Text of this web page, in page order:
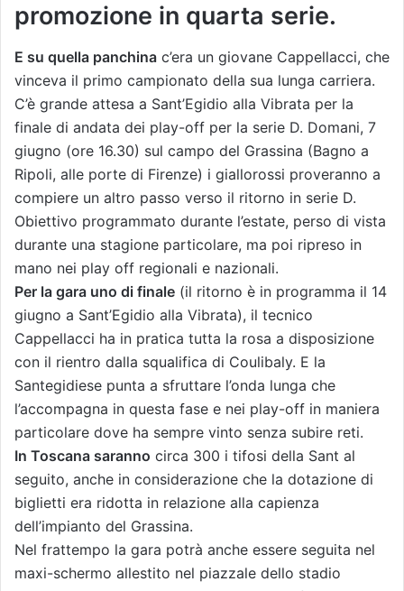
promozione in quarta serie.
E su quella panchina c’era un giovane Cappellacci, che
vinceva il primo campionato della sua lunga carriera.
C’è grande attesa a Sant’Egidio alla Vibrata per la
finale di andata dei play-off per la serie D. Domani, 7
giugno (ore 16.30) sul campo del Grassina (Bagno a
Ripoli, alle porte di Firenze) i giallorossi proveranno a
compiere un altro passo verso il ritorno in serie D.
Obiettivo programmato durante l’estate, perso di vista
durante una stagione particolare, ma poi ripreso in
mano nei play off regionali e nazionali.
Per la gara uno di finale (il ritorno è in programma il 14
giugno a Sant’Egidio alla Vibrata), il tecnico
Cappellacci ha in pratica tutta la rosa a disposizione
con il rientro dalla squalifica di Coulibaly. E la
Santegidiese punta a sfruttare l’onda lunga che
l’accompagna in questa fase e nei play-off in maniera
particolare dove ha sempre vinto senza subire reti.
In Toscana saranno circa 300 i tifosi della Sant al
seguito, anche in considerazione che la dotazione di
biglietti era ridotta in relazione alla capienza
dell’impianto del Grassina.
Nel frattempo la gara potrà anche essere seguita nel
maxi-schermo allestito nel piazzale dello stadio